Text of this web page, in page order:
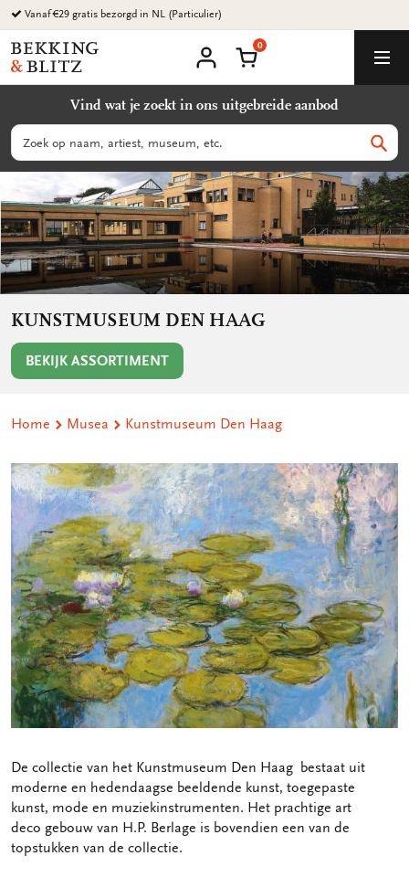
Ga
naar
content
Vanaf €29 gratis bezorgd in NL (Particulier)
Bekking
&
B.V.
account
Winkelmand
0
Vind wat je zoekt in ons uitgebreide aanbod
Zoeken
KUNSTMUSEUM DEN HAAG
BEKIJK ASSORTIMENT
Home Musea Kunstmuseum Den Haag
De collectie van het Kunstmuseum Den Haag bestaat uit
moderne en hedendaagse beeldende kunst, toegepaste
kunst, mode en muziekinstrumenten. Het prachtige art
deco gebouw van H.P. Berlage is bovendien een van de
topstukken van de collectie.